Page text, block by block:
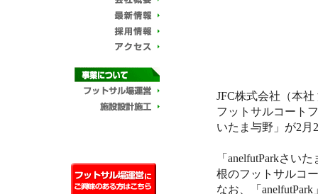
JFC株式会社（本
フットサルコート
いたま与野」が2月
「anelfutParkさい
根のフットサルコ
なお、「